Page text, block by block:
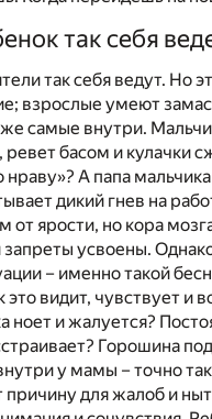
так себя
так себя ведут. Но
взрослые умеют
же самые внутри.
басом и кулачки
нраву»? А папа
дикий гнев на
от ярости, но кора
усвоены.
– именно такой
это видит, чувствует и
ноет и жалуется?
Горошина
у мамы – точно
причину для жалоб и